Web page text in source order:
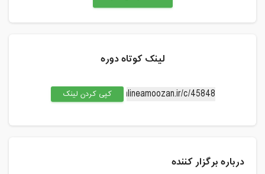
لینک کوتاه دوره
کپی کردن لینک
درباره برگزار کننده